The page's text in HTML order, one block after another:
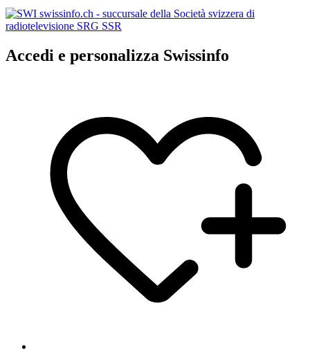
Accedi e personalizza Swissinfo